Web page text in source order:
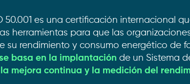
50.001 es una certificación internacional
herramientas para que las
su rendimiento y consumo energético de
basa en la implantación de un Sistema
la mejora continua y la medición del